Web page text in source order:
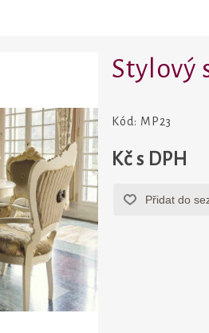
Stylový
Kód: MP23
Kč s DPH